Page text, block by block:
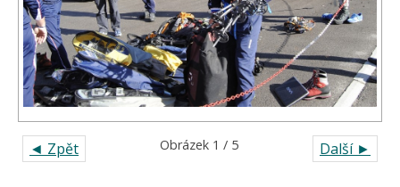
◄ Zpět Další ►
Obrázek 1 / 5